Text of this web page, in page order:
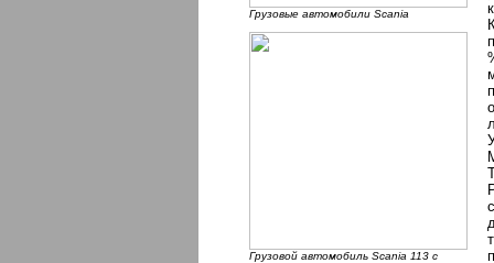
Грузовые автомобили Scania
Грузовой автомобиль Scania 113 с